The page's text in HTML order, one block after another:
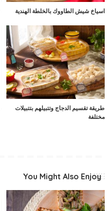
اسياخ شيش الطاووك بالخلطة الهندية
طريقة تقسيم الدجاج وتتبيلهم بتتبيلات
مختلفة
You Might Also Enjoy